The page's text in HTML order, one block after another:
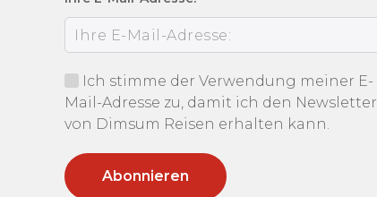
Ich stimme der Verwendung meiner E-
Mail-Adresse zu, damit ich den Newsletter
von Dimsum Reisen erhalten kann.